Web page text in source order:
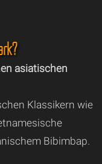
asiatischen
Klassikern wie
Bibimbap.